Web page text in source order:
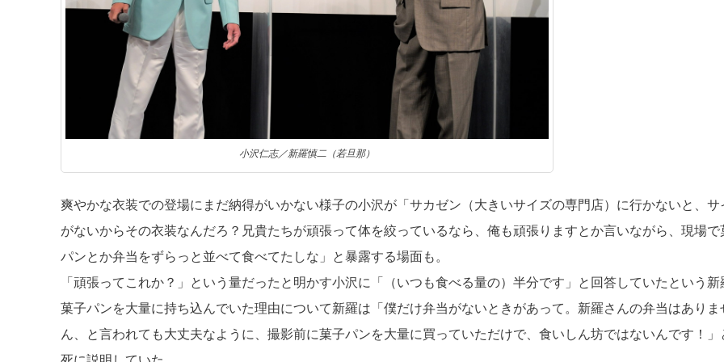
小沢仁志／新羅慎二（若旦那）
爽やかな衣装での登場にまだ納得がいかない様子の小沢が「サカゼン（大きいサイズの専門店）に行かないと、サ
がないからその衣装なんだろ？兄貴たちが頑張って体を絞っているなら、俺も頑張りますとか言いながら、現場で
パンとか弁当をずらっと並べて食べてたしな」と暴露する場面も。
「頑張ってこれか？」という量だったと明かす小沢に「（いつも食べる量の）半分です」と回答していたという新
菓子パンを大量に持ち込んでいた理由について新羅は「僕だけ弁当がないときがあって。新羅さんの弁当はありま
ん、と言われても大丈夫なように、撮影前に菓子パンを大量に買っていただけで、食いしん坊ではないんです！」